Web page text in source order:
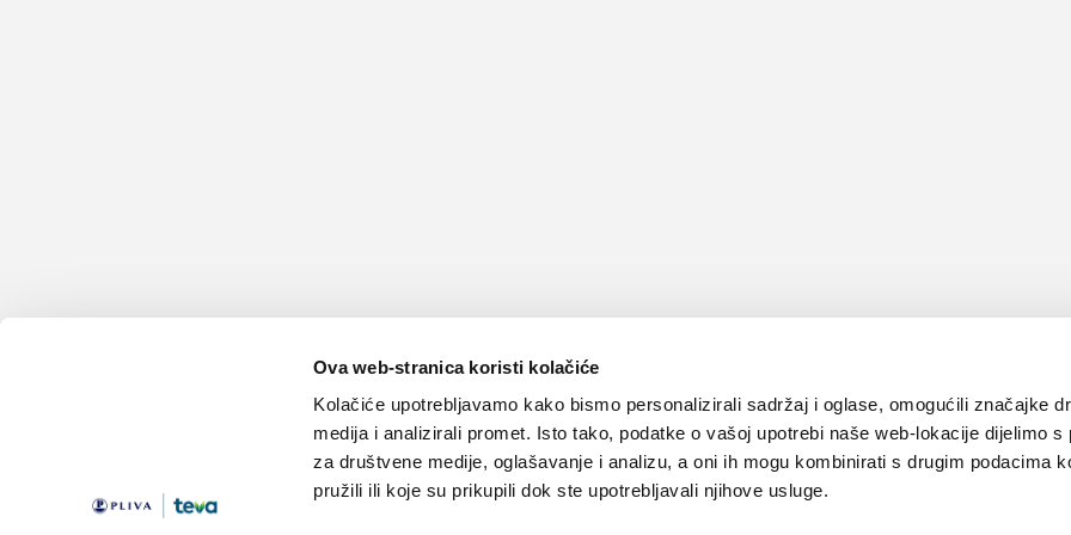
Ova web-stranica koristi kolačiće
Kolačiće upotrebljavamo kako bismo personalizirali sadržaj i oglase, omogućili značajke
medija i analizirali promet. Isto tako, podatke o vašoj upotrebi naše web-lokacije dijelimo s
za društvene medije, oglašavanje i analizu, a oni ih mogu kombinirati s drugim podacima
pružili ili koje su prikupili dok ste upotrebljavali njihove usluge.